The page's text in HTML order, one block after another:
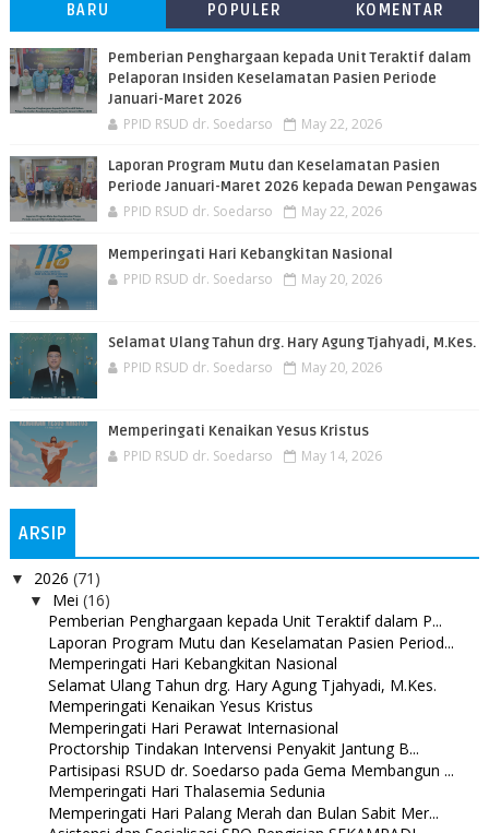
BARU POPULER KOMENTAR
Pemberian Penghargaan kepada Unit Teraktif dalam
Pelaporan Insiden Keselamatan Pasien Periode
Januari-Maret 2026
PPID RSUD dr. Soedarso May 22, 2026
Laporan Program Mutu dan Keselamatan Pasien
Periode Januari-Maret 2026 kepada Dewan Pengawas
PPID RSUD dr. Soedarso May 22, 2026
Memperingati Hari Kebangkitan Nasional
PPID RSUD dr. Soedarso May 20, 2026
Selamat Ulang Tahun drg. Hary Agung Tjahyadi, M.Kes.
PPID RSUD dr. Soedarso May 20, 2026
Memperingati Kenaikan Yesus Kristus
PPID RSUD dr. Soedarso May 14, 2026
ARSIP
▼ 2026 (71)
▼ Mei (16)
Pemberian Penghargaan kepada Unit Teraktif dalam P...
Laporan Program Mutu dan Keselamatan Pasien Period...
Memperingati Hari Kebangkitan Nasional
Selamat Ulang Tahun drg. Hary Agung Tjahyadi, M.Kes.
Memperingati Kenaikan Yesus Kristus
Memperingati Hari Perawat Internasional
Proctorship Tindakan Intervensi Penyakit Jantung B...
Partisipasi RSUD dr. Soedarso pada Gema Membangun ...
Memperingati Hari Thalasemia Sedunia
Memperingati Hari Palang Merah dan Bulan Sabit Mer...